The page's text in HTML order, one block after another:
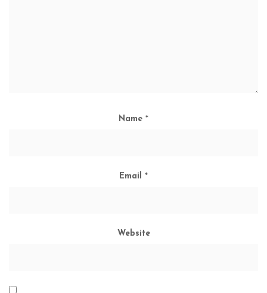
Name *
Email *
Website